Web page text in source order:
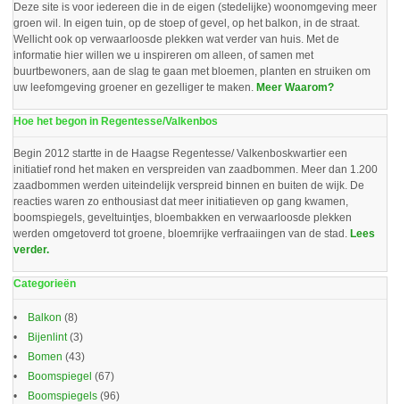
Deze site is voor iedereen die in de eigen (stedelijke) woonomgeving meer
groen wil. In eigen tuin, op de stoep of gevel, op het balkon, in de straat.
Wellicht ook op verwaarloosde plekken wat verder van huis. Met de
informatie hier willen we u inspireren om alleen, of samen met
buurtbewoners, aan de slag te gaan met bloemen, planten en struiken om
uw leefomgeving groener en gezelliger te maken. Meer Waarom?
Hoe het begon in Regentesse/Valkenbos
Begin 2012 startte in de Haagse Regentesse/ Valkenboskwartier een
initiatief rond het maken en verspreiden van zaadbommen. Meer dan 1.200
zaadbommen werden uiteindelijk verspreid binnen en buiten de wijk. De
reacties waren zo enthousiast dat meer initiatieven op gang kwamen,
boomspiegels, geveltuintjes, bloembakken en verwaarloosde plekken
werden omgetoverd tot groene, bloemrijke verfraaiingen van de stad. Lees
verder.
Categorieën
Balkon (8)
Bijenlint(3)
Bomen (43)
Boomspiegel (67)
Boomspiegels (96)